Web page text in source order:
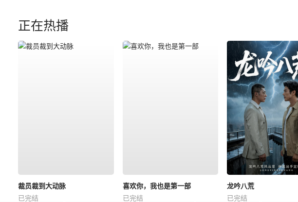
正在热播
裁员裁到大动脉
已完结
喜欢你，我也是第一部
已完结
龙吟八荒
已完结